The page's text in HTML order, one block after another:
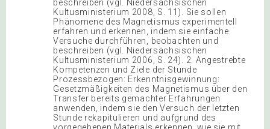
beschreiben (vgl. Niedersächsischen
Kultusministerium 2008, S. 11). Sie sollen
Phänomene des Magnetismus experimentell
erfahren und erkennen, indem sie einfache
Versuche durchführen, beobachten und
beschreiben (vgl. Niedersächsischen
Kultusministerium 2006, S. 24). 2. Angestrebte
Kompetenzen und Ziele der Stunde
Prozessbezogen: Erkenntnisgewinnung:
Gesetzmäßigkeiten des Magnetismus über den
Transfer bereits gemachter Erfahrungen
anwenden, indem sie den Versuch der letzten
Stunde rekapitulieren und aufgrund des
vorgegebenen Materials erkennen, wie sie mit